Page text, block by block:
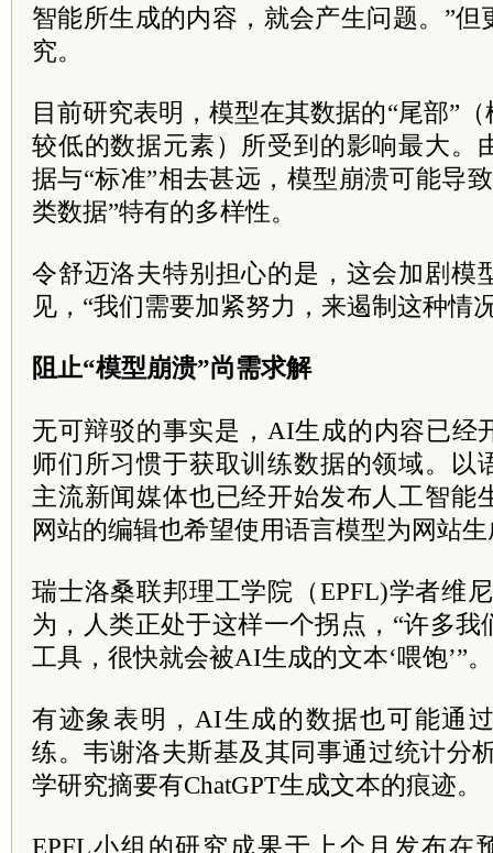
智能所生成的内容，就会产生问题。”
究。
目前研究表明，模型在其数据的“尾部”
较低的数据元素）所受到的影响最大。
据与“标准”相去甚远，模型崩溃可能导
类数据”特有的多样性。
令舒迈洛夫特别担心的是，这会加剧模
见，“我们需要加紧努力，来遏制这种情
阻止“模型崩溃”尚需求解
无可辩驳的事实是，AI生成的内容已经
师们所习惯于获取训练数据的领域。以
主流新闻媒体也已经开始发布人工智能
网站的编辑也希望使用语言模型为网站
瑞士洛桑联邦理工学院（EPFL)学者维
为，人类正处于这样一个拐点，“许多
工具，很快就会被AI生成的文本‘喂饱’”。
有迹象表明，AI生成的数据也可能通
练。韦谢洛夫斯基及其同事通过统计分
学研究摘要有ChatGPT生成文本的痕迹。
EPFL小组的研究成果于上个月发布在